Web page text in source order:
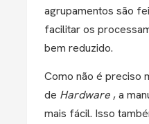
agrupamentos são
facilitar os
bem reduzido.
Como não é preciso
de Hardware , a
mais fácil. Isso